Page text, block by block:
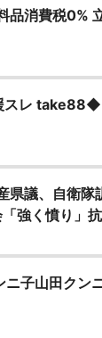
品消費税0%
スレ
県議、自衛
強く憤り」
ニ子山田クン